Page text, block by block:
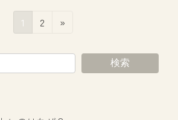
固
定
ペ
1
固
ペ
2 »
検索